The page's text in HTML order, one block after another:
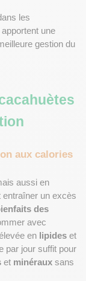
une
gestion du
aux calories
un excès
des
avec
en lipides et
par jour suffit pour
et minéraux sans